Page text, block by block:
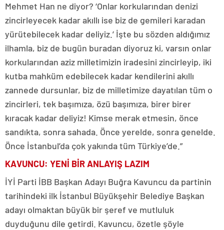
Mehmet Han ne diyor? ‘Onlar korkularından denizi
zincirleyecek kadar akıllı ise biz de gemileri karadan
yürütebilecek kadar deliyiz.’ İşte bu sözden aldığımız
ilhamla, biz de bugün buradan diyoruz ki, varsın onlar
korkularından aziz milletimizin iradesini zincirleyip, iki
kutba mahküm edebilecek kadar kendilerini akıllı
zannede dursunlar, biz de milletimize dayatılan tüm o
zincirleri, tek başımıza, özü başımıza, birer birer
kıracak kadar deliyiz! Kimse merak etmesin, önce
sandıkta, sonra sahada. Önce yerelde, sonra genelde.
Önce İstanbul’da çok yakında tüm Türkiye’de.”
KAVUNCU: YENİ BİR ANLAYIŞ LAZIM
İYİ Parti İBB Başkan Adayı Buğra Kavuncu da partinin
tarihindeki ilk İstanbul Büyükşehir Belediye Başkan
adayı olmaktan büyük bir şeref ve mutluluk
duyduğunu dile getirdi. Kavuncu, özetle şöyle